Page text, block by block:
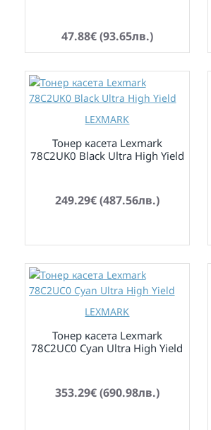
47.88€ (93.65лв.)
LEXMARK
Тонер касета Lexmark
78C2UK0 Black Ultra High Yield
249.29€ (487.56лв.)
LEXMARK
Тонер касета Lexmark
78C2UC0 Cyan Ultra High Yield
353.29€ (690.98лв.)